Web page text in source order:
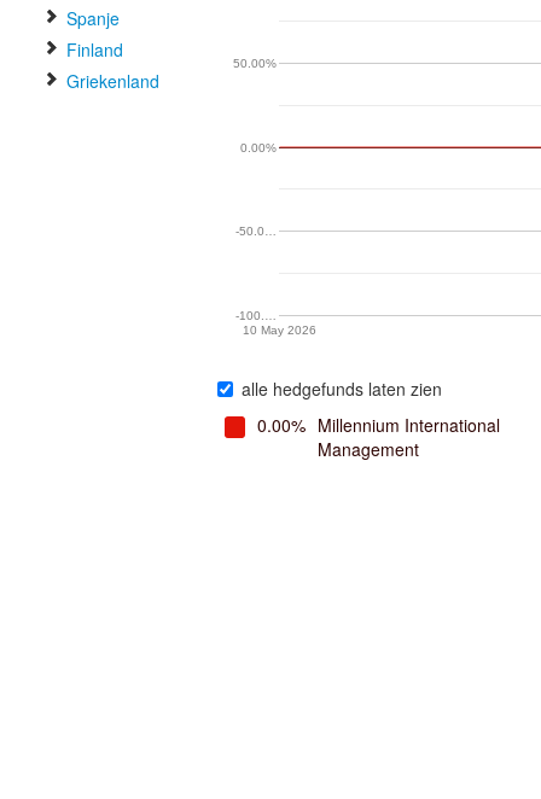
Spanje
Finland
Griekenland
10 May 2026
-100.…
-50.0…
0.00%
50.00%
alle hedgefunds laten zien
0.00% Millennium International
Management